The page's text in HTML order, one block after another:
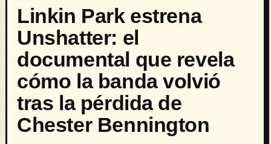
Linkin Park estrena
Unshatter: el
documental que revela
cómo la banda volvió
tras la pérdida de
Chester Bennington